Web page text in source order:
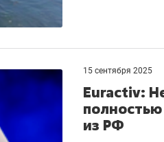
15 сентября 2025
Euractiv:
из РФ